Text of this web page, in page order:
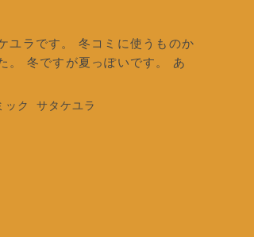
ユラです。 冬コミに使うものか
。 冬ですが夏っぽいです。 あ
ック サタケユラ